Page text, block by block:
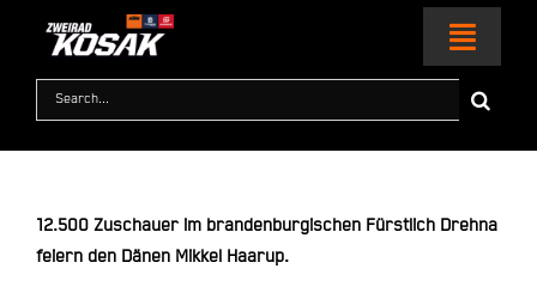
springen
Suche
nach:
12.500 Zuschauer im brandenburgischen Fürstlich Drehna
feiern den Dänen Mikkel Haarup.